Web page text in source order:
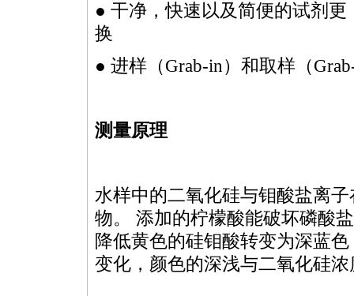
● 干净，快速以及简便的试剂更
换
● 进样（Grab-in）和取样（
测量原理
水样中的二氧化硅与钼酸盐离
物。 添加的柠檬酸能破坏磷酸
降低黄色的硅钼酸转变为深蓝
变化，颜色的深浅与二氧化硅